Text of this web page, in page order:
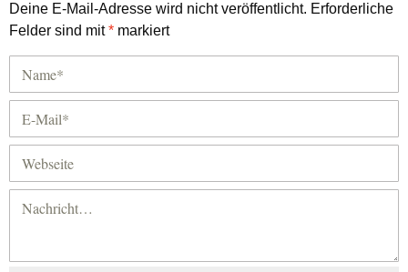
Deine E-Mail-Adresse wird nicht veröffentlicht. Erforderliche
Felder sind mit* markiert